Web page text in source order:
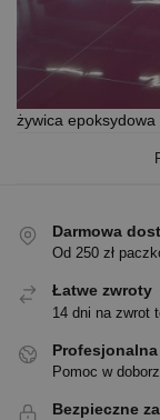
żywica
Darmowa
Od 250 zł
Łatwe zwroty
14 dni na zwrot
Pomoc w
Bezpieczne